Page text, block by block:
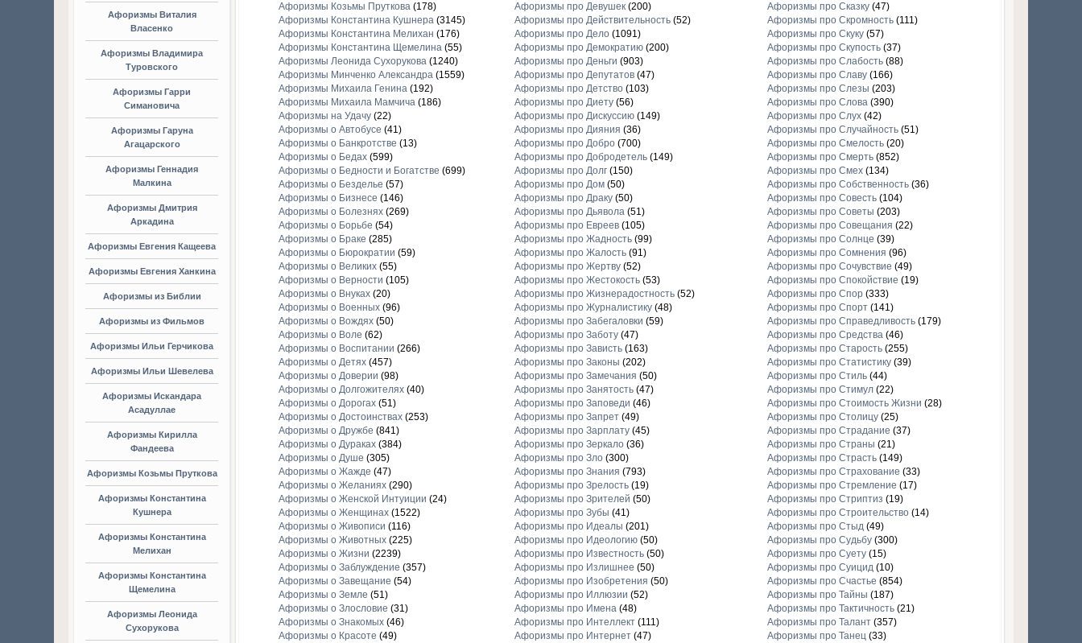
Афоризмы Виталия
Власенко
Афоризмы Владимира
Туровского
Афоризмы Гарри
Симановича
Афоризмы Гаруна
Агацарского
Афоризмы Геннадия
Малкина
Афоризмы Дмитрия
Аркадина
Афоризмы Евгения Кащеева
Афоризмы Евгения Ханкина
Афоризмы из Библии
Афоризмы из Фильмов
Афоризмы Ильи Герчикова
Афоризмы Ильи Шевелева
Афоризмы Искандара
Асадуллае
Афоризмы Кирилла
Фандеева
Афоризмы Козьмы Пруткова
Афоризмы Константина
Кушнера
Афоризмы Константина
Мелихан
Афоризмы Константина
Щемелина
Афоризмы Леонида
Сухорукова
Афоризмы Козьмы Пруткова(178)
Афоризмы Константина Кушнера(3145)
Афоризмы Константина Мелихан (176)
Афоризмы Константина Щемелина(55)
Афоризмы Леонида Сухорукова(1240)
Афоризмы Минченко Александра(1559)
Афоризмы Михаила Генина(192)
Афоризмы Михаила Мамчича(186)
Афоризмы на Удачу(22)
Афоризмы о Автобусе (41)
Афоризмы о Банкротстве (13)
Афоризмы о Бедах(599)
Афоризмы о Бедности и Богатстве (699)
Афоризмы о Безделье (57)
Афоризмы о Бизнесе (146)
Афоризмы о Болезнях(269)
Афоризмы о Борьбе (54)
Афоризмы о Браке (285)
Афоризмы о Бюрократии (59)
Афоризмы о Великих(55)
Афоризмы о Верности (105)
Афоризмы о Внуках(20)
Афоризмы о Военных(96)
Афоризмы о Вождях(50)
Афоризмы о Воле (62)
Афоризмы о Воспитании (266)
Афоризмы о Детях(457)
Афоризмы о Доверии (98)
Афоризмы о Долгожителях(40)
Афоризмы о Дорогах(51)
Афоризмы о Достоинствах(253)
Афоризмы о Дружбе (841)
Афоризмы о Дураках(384)
Афоризмы о Душе (305)
Афоризмы о Жажде (47)
Афоризмы о Желаниях(290)
Афоризмы о Женской Интуиции (24)
Афоризмы о Женщинах(1522)
Афоризмы о Живописи (116)
Афоризмы о Животных(225)
Афоризмы о Жизни (2239)
Афоризмы о Заблуждение (357)
Афоризмы о Завещание (54)
Афоризмы о Земле (51)
Афоризмы о Злословие (31)
Афоризмы о Знакомых(46)
Афоризмы о Красоте (49)
Афоризмы про Девушек(200)
Афоризмы про Действительность(52)
Афоризмы про Дело(1091)
Афоризмы про Демократию(200)
Афоризмы про Деньги (903)
Афоризмы про Депутатов(47)
Афоризмы про Детство(103)
Афоризмы про Диету(56)
Афоризмы про Дискуссию(149)
Афоризмы про Дияния (36)
Афоризмы про Добро(700)
Афоризмы про Добродетель(149)
Афоризмы про Долг(150)
Афоризмы про Дом(50)
Афоризмы про Драку(50)
Афоризмы про Дьявола(51)
Афоризмы про Евреев(105)
Афоризмы про Жадность(99)
Афоризмы про Жалость(91)
Афоризмы про Жертву(52)
Афоризмы про Жестокость(53)
Афоризмы про Жизнерадостность(52)
Афоризмы про Журналистику(48)
Афоризмы про Забегаловки (59)
Афоризмы про Заботу(47)
Афоризмы про Зависть(163)
Афоризмы про Законы (202)
Афоризмы про Замечания (50)
Афоризмы про Занятость(47)
Афоризмы про Заповеди (46)
Афоризмы про Запрет(49)
Афоризмы про Зарплату(45)
Афоризмы про Зеркало(36)
Афоризмы про Зло(300)
Афоризмы про Знания (793)
Афоризмы про Зрелость(19)
Афоризмы про Зрителей (50)
Афоризмы про Зубы (41)
Афоризмы про Идеалы (201)
Афоризмы про Идеологию(50)
Афоризмы про Известность(50)
Афоризмы про Излишнее (50)
Афоризмы про Изобретения (50)
Афоризмы про Иллюзии (52)
Афоризмы про Имена(48)
Афоризмы про Интеллект(111)
Афоризмы про Интернет(47)
Афоризмы про Сказку(47)
Афоризмы про Скромность(111)
Афоризмы про Скуку(57)
Афоризмы про Скупость(37)
Афоризмы про Слабость(88)
Афоризмы про Славу(166)
Афоризмы про Слезы (203)
Афоризмы про Слова(390)
Афоризмы про Слух(42)
Афоризмы про Случайность(51)
Афоризмы про Смелость(20)
Афоризмы про Смерть(852)
Афоризмы про Смех(134)
Афоризмы про Собственность(36)
Афоризмы про Совесть(104)
Афоризмы про Советы (203)
Афоризмы про Совещания (22)
Афоризмы про Солнце (39)
Афоризмы про Сомнения (96)
Афоризмы про Сочувствие (49)
Афоризмы про Спокойствие (19)
Афоризмы про Спор(333)
Афоризмы про Спорт(141)
Афоризмы про Справедливость(179)
Афоризмы про Средства(46)
Афоризмы про Старость(255)
Афоризмы про Статистику(39)
Афоризмы про Стиль(44)
Афоризмы про Стимул(22)
Афоризмы про Стоимость Жизни (28)
Афоризмы про Столицу(25)
Афоризмы про Страдание (37)
Афоризмы про Страны (21)
Афоризмы про Страсть(149)
Афоризмы про Страхование (33)
Афоризмы про Стремление (17)
Афоризмы про Стриптиз (19)
Афоризмы про Строительство(14)
Афоризмы про Стыд(49)
Афоризмы про Судьбу(300)
Афоризмы про Суету(15)
Афоризмы про Суицид(10)
Афоризмы про Счастье (854)
Афоризмы про Тайны (187)
Афоризмы про Тактичность(21)
Афоризмы про Талант(357)
Афоризмы про Танец(33)